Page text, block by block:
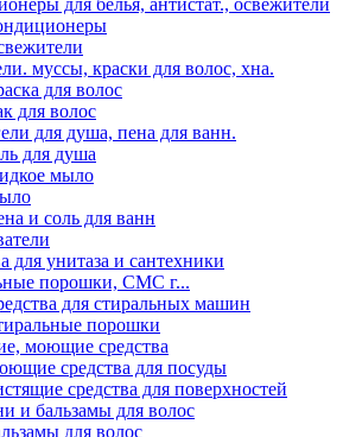
для белья, антистат., освежители
муссы, краски для волос, хна.
для волос
для волос
для душа, пена для ванн.
для душа
мыло
и соль для ванн
для унитаза и сантехники
порошки, СМС г...
для стиральных машин
порошки
моющие средства
средства для посуды
средства для поверхностей
и бальзамы для волос
для волос